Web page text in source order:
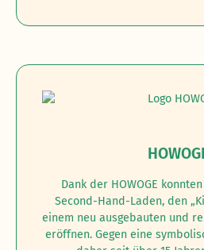
Dank der HOWOGE
Second-Hand-Laden, den
einem neu ausgebauten und
eröffnen. Gegen eine